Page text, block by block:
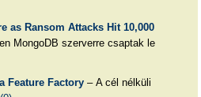
as Ransom Attacks Hit 10,000
MongoDB szerverre csaptak le
Feature Factory– A cél nélküli